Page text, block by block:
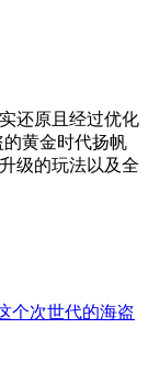
还原且经过优化
的黄金时代扬帆
级的玩法以及全
个次世代的海盗